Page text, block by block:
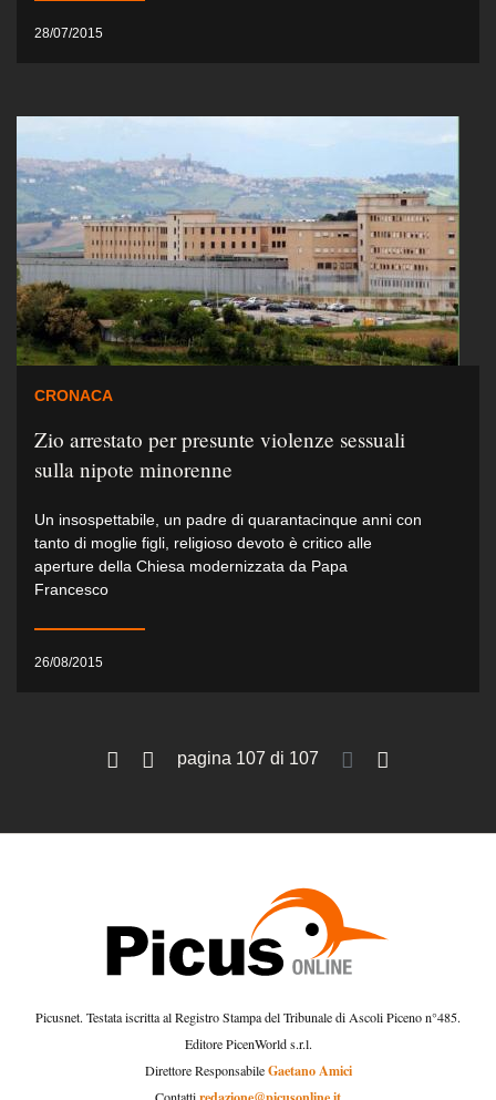
28/07/2015
CRONACA
Zio arrestato per presunte violenze sessuali
sulla nipote minorenne
Un insospettabile, un padre di quarantacinque anni con
tanto di moglie figli, religioso devoto è critico alle
aperture della Chiesa modernizzata da Papa
Francesco
26/08/2015
pagina 107 di 107
Picusnet. Testata iscritta al Registro Stampa del Tribunale di Ascoli Piceno n°485.
Editore PicenWorld s.r.l.
Direttore ResponsabileGaetano Amici
Contatti